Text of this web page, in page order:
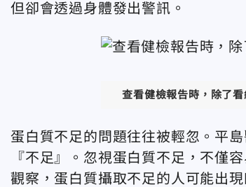
但卻會透過身體發出警訊。
查看健檢報告時，除了
蛋白質不足的問題往往被輕忽。平
『不足』。忽視蛋白質不足，不僅
觀察，蛋白質攝取不足的人可能出